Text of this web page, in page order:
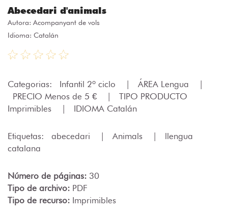
Abecedari d'animals
Autora: Acompanyant de vols
Idioma: Catalán
Categorias: Infantil 2º ciclo | ÁREA Lengua
|
PRECIO Menos de 5 €
|
TIPO PRODUCTO
Imprimibles
| IDIOMA Catalán
Etiquetas: abecedari | Animals |
llengua
catalana
Número de páginas: 30
Tipo de archivo: PDF
Tipo de recurso: Imprimibles